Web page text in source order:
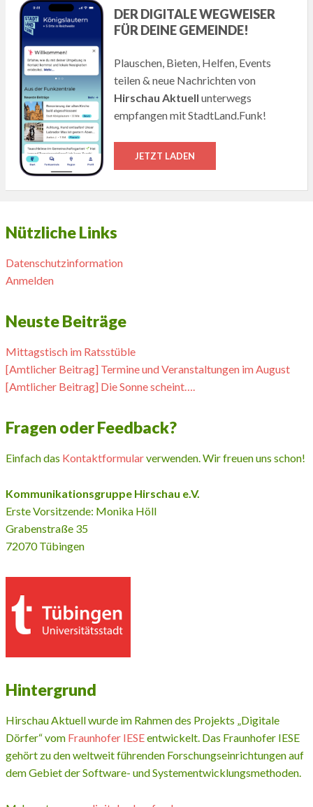
DER DIGITALE WEGWEISER
FÜR DEINE GEMEINDE!
Plauschen, Bieten, Helfen, Events
teilen & neue Nachrichten von
Hirschau Aktuell unterwegs
empfangen mit StadtLand.Funk!
JETZT LADEN
Nützliche Links
Datenschutzinformation
Anmelden
Neuste Beiträge
Mittagstisch im Ratsstüble
[Amtlicher Beitrag] Termine und Veranstaltungen im August
[Amtlicher Beitrag] Die Sonne scheint….
Fragen oder Feedback?
Einfach das Kontaktformularverwenden. Wir freuen uns schon!
Kommunikationsgruppe Hirschau e.V.
Erste Vorsitzende: Monika Höll
Grabenstraße 35
72070 Tübingen
Hintergrund
Hirschau Aktuell wurde im Rahmen des Projekts „Digitale
Dörfer“ vom Fraunhofer IESEentwickelt. Das Fraunhofer IESE
gehört zu den weltweit führenden Forschungseinrichtungen auf
dem Gebiet der Software- und Systementwicklungsmethoden.